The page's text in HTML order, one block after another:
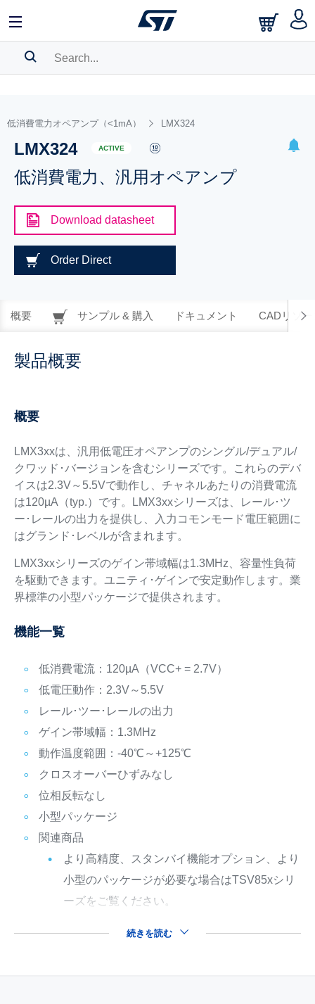
BOOKMARK
Pleaselog in to show your saved searches.
低消費電力オペアンプ（<1mA） LMX324
LMX324 ACTIVE
低消費電力、汎用オペアンプ
Download datasheet
Order Direct
概要 サンプル & 購入 ドキュメント CADリソー
製品概要
概要
LMX3xxは、汎用低電圧オペアンプのシングル/デュアル/
クワッド･バージョンを含むシリーズです。これらのデバ
イスは2.3V～5.5Vで動作し、チャネルあたりの消費電流
は120µA（typ.）です。LMX3xxシリーズは、レール･ツ
ー･レールの出力を提供し、入力コモンモード電圧範囲に
はグランド･レベルが含まれます。
LMX3xxシリーズのゲイン帯域幅は1.3MHz、容量性負荷
を駆動できます。ユニティ･ゲインで安定動作します。業
界標準の小型パッケージで提供されます。
機能一覧
低消費電流：120µA（VCC+ = 2.7V）
低電圧動作：2.3V～5.5V
レール･ツー･レールの出力
ゲイン帯域幅：1.3MHz
動作温度範囲：-40℃～+125℃
クロスオーバーひずみなし
位相反転なし
小型パッケージ
関連商品
より高精度、スタンバイ機能オプション、より
小型のパッケージが必要な場合はTSV85xシリ
ーズをご覧ください。
続きを読む